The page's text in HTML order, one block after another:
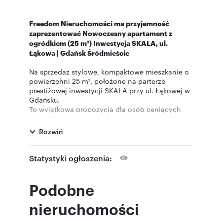
Freedom Nieruchomości ma przyjemność
zaprezentować Nowoczesny apartament z
ogródkiem (25 m²) Inwestycja SKALA, ul.
Łąkowa | Gdańsk Śródmieście
Na sprzedaż stylowe, kompaktowe mieszkanie o
powierzchni 25 m², położone na parterze
prestiżowej inwestycji SKALA przy ul. Łąkowej w
Gdańsku.
To wyjątkowa propozycja dla osób ceniących
dostęp do prywatnej przestrzeni na świeżym
powietrzu.
Mieszkanie sprzedawane jest z pełnym
umeblowaniem i wyposażeniem, co czyni je
komfortowym miejscem do zamieszkania od
zaraz.
🌿 Prywatny ogródek – Twoja przestrzeń w
Rozwiń
Statystyki ogłoszenia:
Podobne
nieruchomości